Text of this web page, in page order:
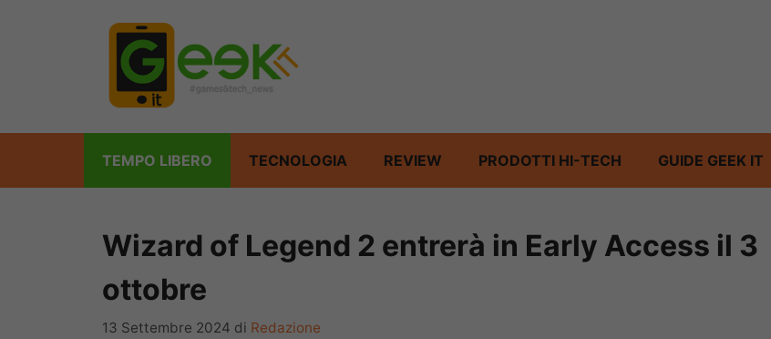
TEMPO LIBERO TECNOLOGIA REVIEW PRODOTTI HI-TECH GUIDE GEEK IT
Wizard of Legend 2 entrerà in Early Access il 3
ottobre
13 Settembre 2024 di Redazione